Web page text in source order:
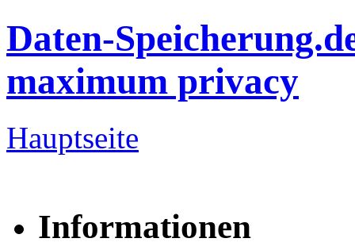
Daten-
maximum privacy
Hauptseite
Informationen